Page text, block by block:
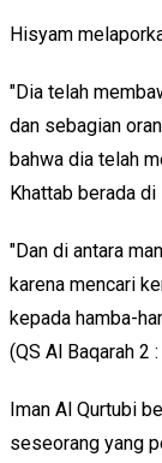
Hisyam
"Dia telah
dan sebagian
bahwa dia telah
Khattab berada di
"Dan di antara
karena mencari
kepada hamba-
(QS Al Baqarah 2
Iman Al Qurtubi
seseorang yang